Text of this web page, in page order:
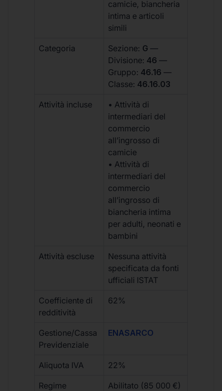
camicie, biancheria
intima e articoli
simili
Categoria Sezione: G —
Divisione: 46 —
Gruppo: 46.16 —
Classe: 46.16.03
Attività incluse
• Attività di
intermediari del
commercio
all’ingrosso di
camicie
• Attività di
intermediari del
commercio
all’ingrosso di
biancheria intima
per adulti, neonati e
bambini
Attività escluse
Nessuna attività
specificata da fonti
ufficiali ISTAT
Coefficiente di
redditività
62%
Gestione/Cassa
Previdenziale
ENASARCO
Aliquota IVA 22%
Regime
Abilitato (85 000 €)